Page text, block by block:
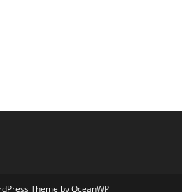
Theme by OceanWP